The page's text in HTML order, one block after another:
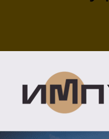
На территории
БПЛА. Соответствующую
25 мая в 15:33.